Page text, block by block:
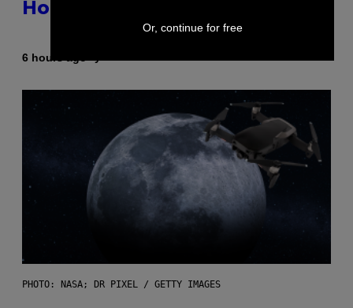
Hooks
6 hours ago
PHOTO: NASA; DR PIXEL / GETTY IMAGES
Or, continue for free